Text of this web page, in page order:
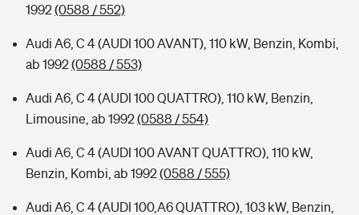
1992(0588 / 552)
Audi A6, C 4 (AUDI 100 AVANT), 110 kW, Benzin, Kombi,
ab 1992(0588 / 553)
Audi A6, C 4 (AUDI 100 QUATTRO), 110 kW, Benzin,
Limousine, ab 1992(0588 / 554)
Audi A6, C 4 (AUDI 100 AVANT QUATTRO), 110 kW,
Benzin, Kombi, ab 1992(0588 / 555)
Audi A6, C 4 (AUDI 100,A6 QUATTRO), 103 kW, Benzin,